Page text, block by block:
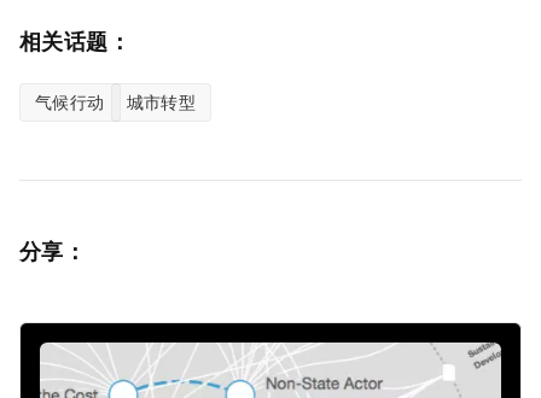
相关话题：
气候行动 城市转型
分享：